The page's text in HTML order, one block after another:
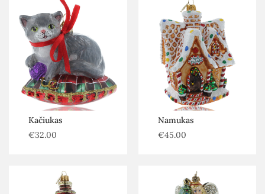
Kačiukas
€32.00
Namukas
€45.00